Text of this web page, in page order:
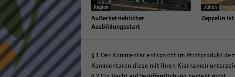
Region
Außerbetrieblicher
Ausbildungsstart
Jülich
Zeppelin
§ 1 Der Kommentar entspricht im Printprodukt
Kommentaren diese mit ihren Klarnamen